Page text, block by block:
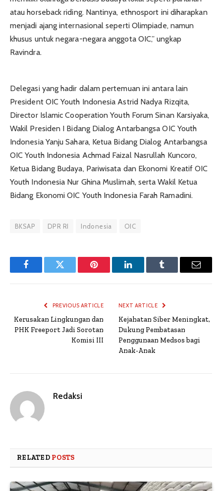
atau horseback riding. Nantinya, ethnosport ini diharapkan
menjadi ajang internasional seperti Olimpiade, namun
khusus untuk negara-negara anggota OIC,” ungkap
Ravindra.
Delegasi yang hadir dalam pertemuan ini antara lain
President OIC Youth Indonesia Astrid Nadya Rizqita,
Director Islamic Cooperation Youth Forum Sinan Karsiyaka,
Wakil Presiden I Bidang Dialog Antarbangsa OIC Youth
Indonesia Yanju Sahara, Ketua Bidang Dialog Antarbangsa
OIC Youth Indonesia Achmad Faizal Nasrullah Kuncoro,
Ketua Bidang Budaya, Pariwisata dan Ekonomi Kreatif OIC
Youth Indonesia Nur Ghina Muslimah, serta Wakil Ketua
Bidang Ekonomi OIC Youth Indonesia Farah Ramadini.
BKSAP DPR RI Indonesia OIC
FacebookTwitter Pinterest LinkedInTumblr Email
PREVIOUS ARTICLE
Kerusakan Lingkungan dan
PHK Freeport Jadi Sorotan
Komisi III
NEXT ARTICLE
Kejahatan Siber Meningkat,
Dukung Pembatasan
Penggunaan Medsos bagi
Anak-Anak
Redaksi
RELATED POSTS